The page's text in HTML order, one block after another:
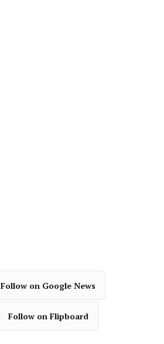
Follow on Google News
Follow on Flipboard